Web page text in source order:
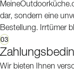
dar, sondern eine
Bestellung. Irrtümer
03
Wir bieten Ihnen